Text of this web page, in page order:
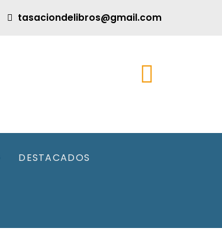
tasaciondelibros@gmail.com
DESTACADOS